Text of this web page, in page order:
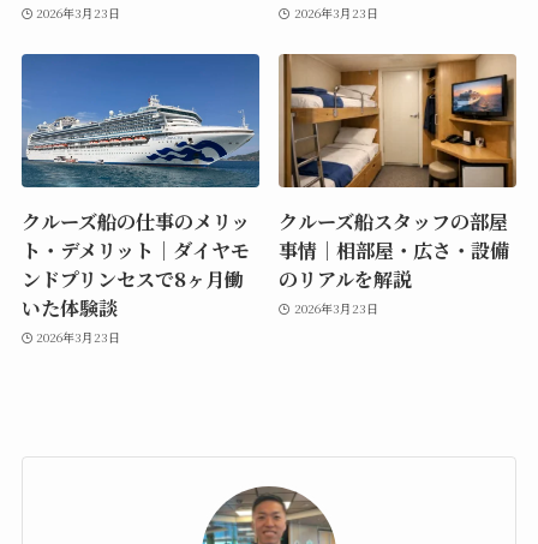
2026年3月23日 2026年3月23日
クルーズ船の仕事のメリッ
ト・デメリット｜ダイヤモ
ンドプリンセスで8ヶ月働
いた体験談
2026年3月23日
クルーズ船スタッフの部屋
事情｜相部屋・広さ・設備
のリアルを解説
2026年3月23日